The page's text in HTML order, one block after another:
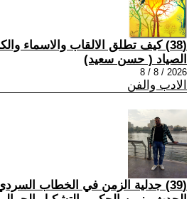
(38) كيف تطلق الالقاب والاسماء والكنى ج١
الصياد ‏( حسن سعيد‏)
2026 / 8 / 8
الادب والفن
(39) جدلية الزمن في الخطاب